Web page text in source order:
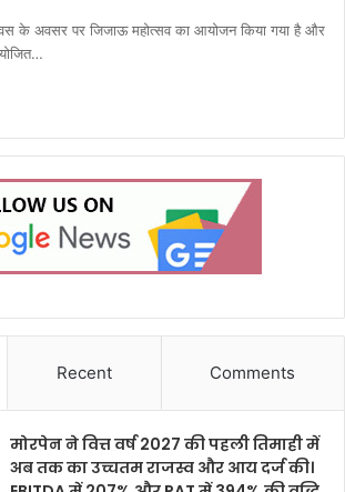
के अवसर पर जिजाऊ महोत्सव का आयोजन किया गया है और
Recent Comments
मोरपेन ने वित्त वर्ष 2027 की पहली तिमाही में
अब तक का उच्चतम राजस्व और आय दर्ज की।